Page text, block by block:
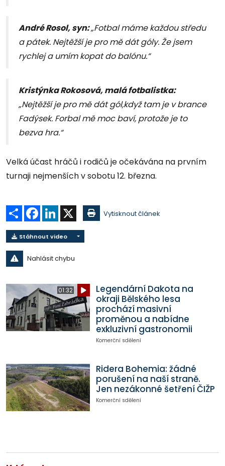
André Rosol, syn:„Fotbal máme každou středu
a pátek. Nejtěžší je pro mě dát góly. Že jsem
rychlej a umím kopat do balónu.“
Kristýnka Rokosová, malá fotbalistka:
„Nejtěžší je pro mě dát gól,když tam je v brance
Fadýsek. Forbal mě moc baví, protože je to
bezva hra.“
Velká účast hráčů i rodičů je očekávána na prvním
turnaji nejmenších v sobotu 12. března.
Sdílet Facebook
LinkedIn Vytisknout článek
Stáhnout video
Nahlásit chybu
01:32
Legendární Dakota na
okraji Bělského lesa
prochází masivní
proměnou a nabídne
exkluzivní gastronomii
Komerční sdělení
Ridera Bohemia: žádné
porušení na naší straně.
Jen nezákonné šetření ČIŽP
Komerční sdělení